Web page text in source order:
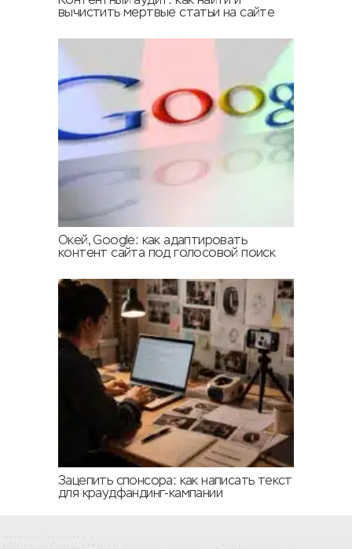
вычистить мертвые статьи на сайте
Окей, Google: как адаптировать
контент сайта под голосовой поиск
Зацепить спонсора: как написать текст
для краудфандинг-кампании